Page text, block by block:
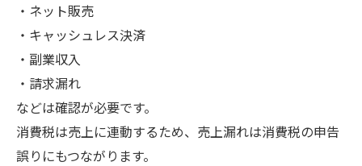
・ネット販売
・キャッシュレス決済
・副業収入
・請求漏れ
などは確認が必要です。
消費税は売上に連動するため、売上漏れは消費税の申告
誤りにもつながります。